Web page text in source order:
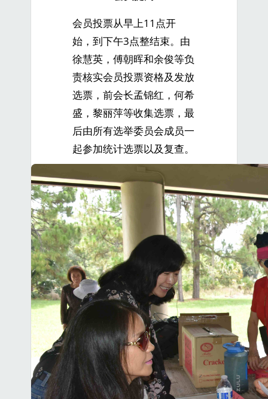
会员投票从早上11点开
始，到下午3点整结束。由
徐慧英，傅朝晖和余俊等负
责核实会员投票资格及发放
选票，前会长孟锦红，何希
盛，黎丽萍等收集选票，最
后由所有选举委员会成员一
起参加统计选票以及复查。